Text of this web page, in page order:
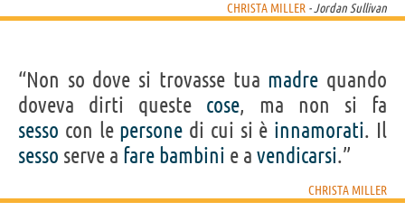
CHRISTA MILLER - Jordan Sullivan
“Non so dove si trovasse tua madre quando
doveva dirti queste cose, ma non si fa
sesso con le persone di cui si è innamorati. Il
sesso serve a fare bambini e a vendicarsi.”
CHRISTA MILLER